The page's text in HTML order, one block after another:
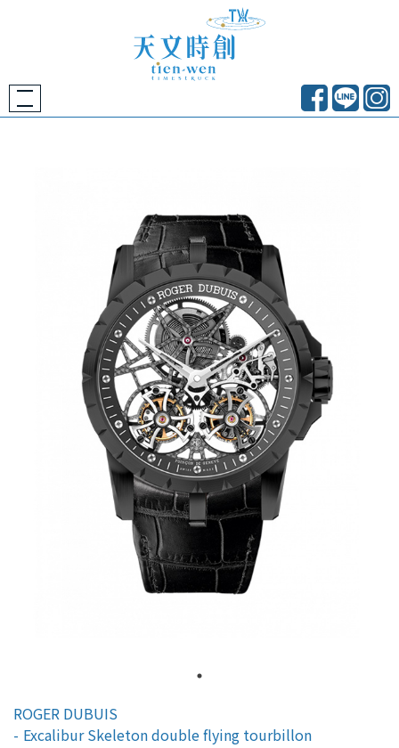
ROGER DUBUIS
Excalibur Skeleton double flying tourbillon